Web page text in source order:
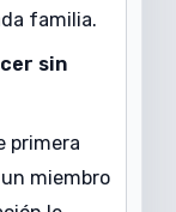
familia.
sin
primera
miembro